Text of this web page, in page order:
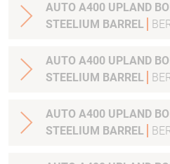
AUTO A400 UPLAND
STEELIUM BARREL
AUTO A400 UPLAND
STEELIUM BARREL
AUTO A400 UPLAND
STEELIUM BARREL